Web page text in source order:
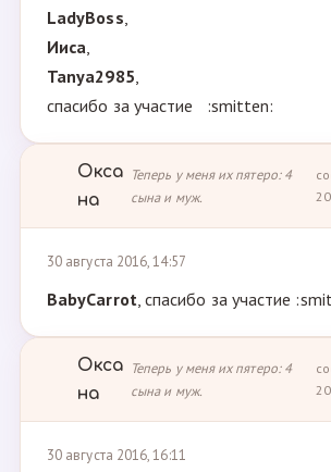
LadyBoss,
Ииса,
Tanya2985,
спасибо за участие :smitten:
Окса
на
Теперь у меня их пятеро: 4
сына и муж.
30 августа 2016, 14:57
BabyCarrot, спасибо за участие
Окса
на
Теперь у меня их пятеро: 4
сына и муж.
30 августа 2016, 16:11